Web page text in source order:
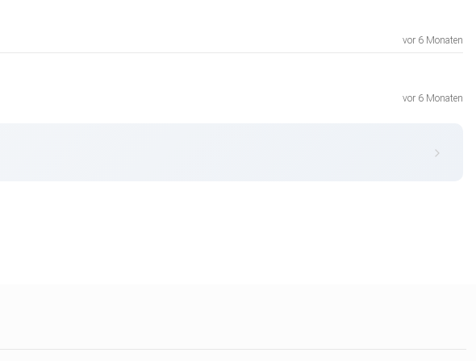
vor 6 Monaten
vor 6 Monaten